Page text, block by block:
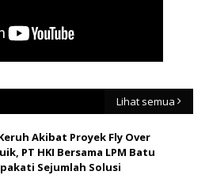
Lihat semua
Akibat Proyek Fly Over
PT HKI Bersama LPM Batu
Sejumlah Solusi